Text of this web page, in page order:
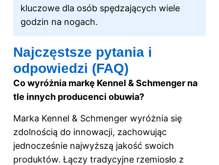
kluczowe dla osób spędzających wiele
godzin na nogach.
Najczęstsze pytania i
odpowiedzi (FAQ)
Co wyróżnia markę Kennel & Schmenger na
tle innych producenci obuwia?
Marka Kennel & Schmenger wyróżnia się
zdolnością do innowacji, zachowując
jednocześnie najwyższą jakość swoich
produktów. Łączy tradycyjne rzemiosło z